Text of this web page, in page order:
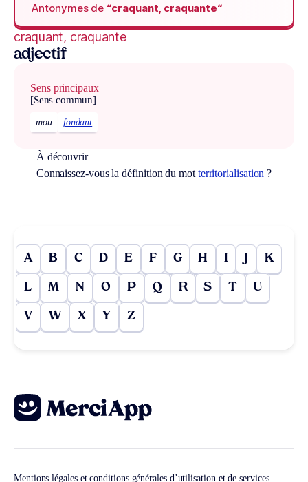
Antonymes de “craquant, craquante“
craquant, craquante
adjectif
Sens principaux
[Sens commun]
mou fondant
À découvrir
Connaissez-vous la définition du mot territorialisation ?
A B C D E F G H I J K
L M N O P Q R S T U
V W X Y Z
Mentions légales et conditions générales d’utilisation et de services